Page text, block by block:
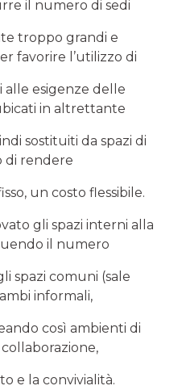
il numero di sedi
troppo grandi e
favorire l’utilizzo di
alle esigenze delle
in altrettante
sostituiti da spazi di
di rendere
un costo flessibile.
gli spazi interni alla
il numero
spazi comuni (sale
informali,
così ambienti di
e la convivialità.